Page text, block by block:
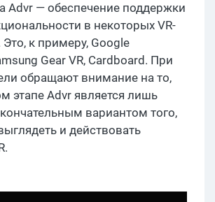
Advr — обеспечение поддержки
в некоторых VR-
к примеру, Google
Gear VR, Cardboard. При
обращают внимание на то,
этапе Advr является лишь
вариантом того,
и действовать